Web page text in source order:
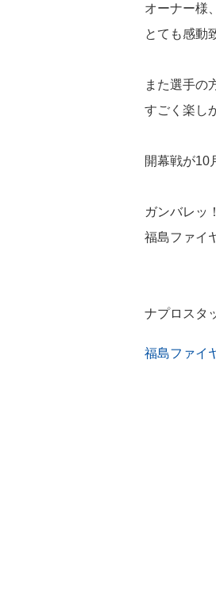
オーナー様
とても感動
また選手の
すごく楽し
開幕戦が10
ガンバレッ！
福島ファイ
ナプロスタ
福島ファイ